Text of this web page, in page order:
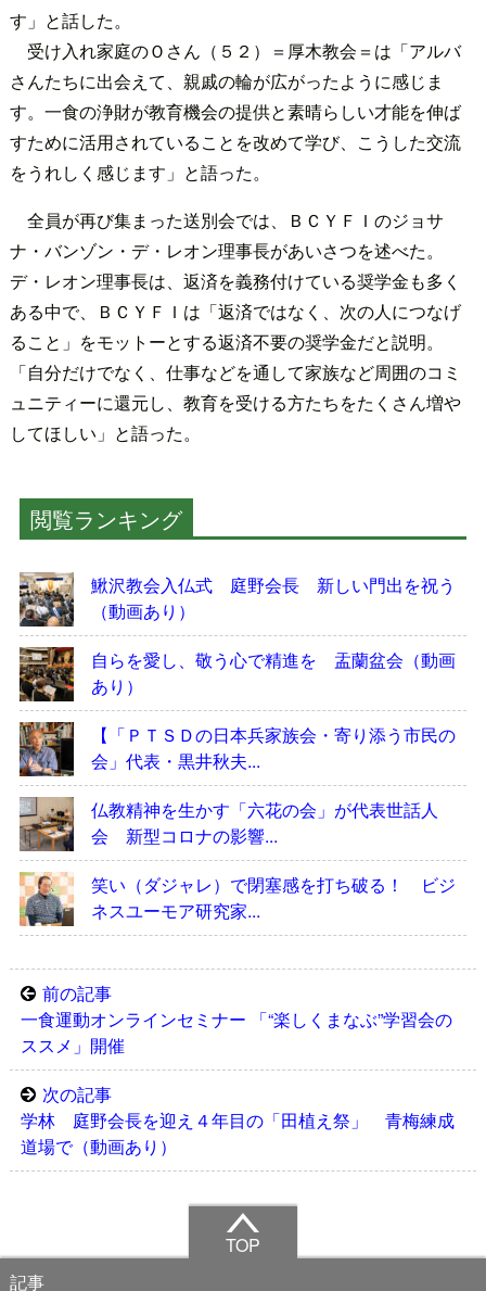
す」と話した。
受け入れ家庭のＯさん（５２）＝厚木教会＝は「アルバ
さんたちに出会えて、親戚の輪が広がったように感じま
す。一食の浄財が教育機会の提供と素晴らしい才能を伸ば
すために活用されていることを改めて学び、こうした交流
をうれしく感じます」と語った。
全員が再び集まった送別会では、ＢＣＹＦＩのジョサ
ナ・バンゾン・デ・レオン理事長があいさつを述べた。
デ・レオン理事長は、返済を義務付けている奨学金も多く
ある中で、ＢＣＹＦＩは「返済ではなく、次の人につなげ
ること」をモットーとする返済不要の奨学金だと説明。
「自分だけでなく、仕事などを通して家族など周囲のコミ
ュニティーに還元し、教育を受ける方たちをたくさん増や
してほしい」と語った。
閲覧ランキング
鰍沢教会入仏式 庭野会長 新しい門出を祝う
（動画あり）
自らを愛し、敬う心で精進を 盂蘭盆会（動画
あり）
【「ＰＴＳＤの日本兵家族会・寄り添う市民の
会」代表・黒井秋夫...
仏教精神を生かす「六花の会」が代表世話人
会 新型コロナの影響...
笑い（ダジャレ）で閉塞感を打ち破る！ ビジ
ネスユーモア研究家...
前の記事
一食運動オンラインセミナー 「“楽しくまなぶ”学習会の
ススメ」開催
次の記事
学林 庭野会長を迎え４年目の「田植え祭」 青梅練成
道場で（動画あり）
TOP
記事